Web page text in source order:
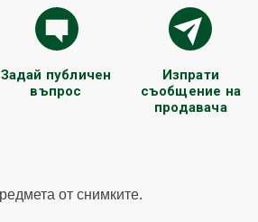
Задай публичен
въпрос
Изпрати
съобщение на
продавача